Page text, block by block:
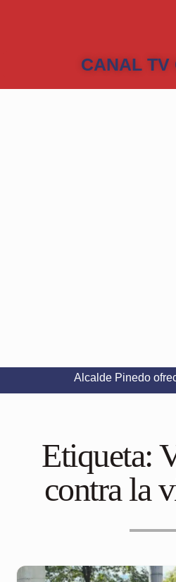
CANAL TV
Alcalde Pinedo ofrece nuevo
Etiqueta:
contra la